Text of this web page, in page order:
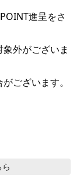
進呈をさ
外がございま
ございます。